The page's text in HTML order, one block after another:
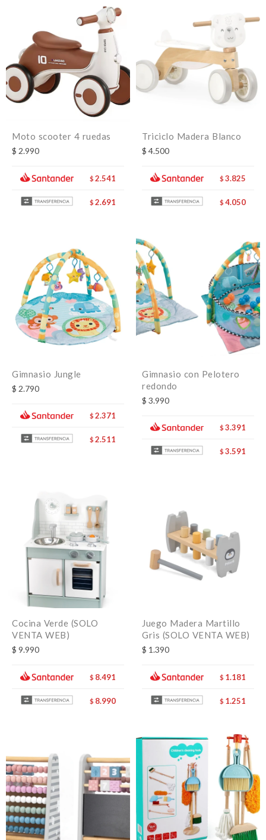
Moto scooter 4 ruedas
$ 2.990
$ 2.541
$ 2.691
Triciclo Madera Blanco
$ 4.500
$ 3.825
$ 4.050
Gimnasio Jungle
$ 2.790
$ 2.371
$ 2.511
Gimnasio con Pelotero
redondo
$ 3.990
$ 3.391
$ 3.591
Cocina Verde (SOLO
VENTA WEB)
$ 9.990
$ 8.491
$ 8.990
Juego Madera Martillo
Gris (SOLO VENTA WEB)
$ 1.390
$ 1.181
$ 1.251